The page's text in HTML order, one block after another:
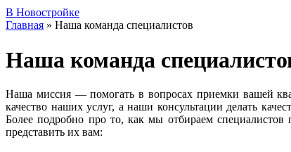
В Новостройке
Главная » Наша команда специалистов
Наша команда
Наша миссия — помогать в вопросах приемки вашей
качество наших услуг, а наши консультации делать
Более подробно про то, как мы отбираем специалистов
представить их вам: